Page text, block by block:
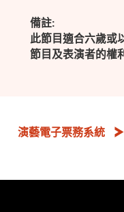
備註:
此節目適合六歲或
節目及表演者的權
演藝電子票務系統